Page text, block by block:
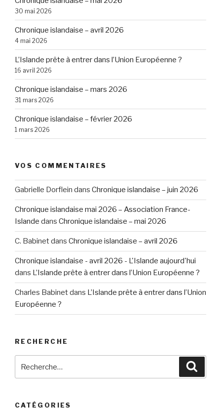
30 mai 2026
Chronique islandaise – avril 2026
4 mai 2026
L’Islande prête à entrer dans l’Union Européenne ?
16 avril 2026
Chronique islandaise – mars 2026
31 mars 2026
Chronique islandaise – février 2026
1 mars 2026
VOS COMMENTAIRES
Gabrielle Dorflein dans Chronique islandaise – juin 2026
Chronique islandaise mai 2026 – Association France-
Islande dans Chronique islandaise – mai 2026
C. Babinetdans Chronique islandaise – avril 2026
Chronique islandaise - avril 2026 - L'Islande aujourd'hui
dans L’Islande prête à entrer dans l’Union Européenne ?
Charles Babinetdans L’Islande prête à entrer dans l’Union
Européenne ?
RECHERCHE
CATÉGORIES